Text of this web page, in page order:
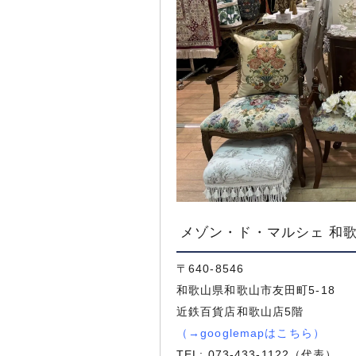
メゾン・ド・マルシェ 和
〒640-8546
和歌山県和歌山市友田町5-18
近鉄百貨店和歌山店5階
（ →googlemapはこちら ）